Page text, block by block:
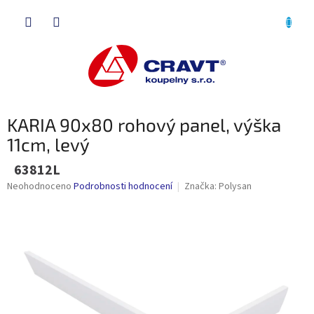
KARIA 90x80 rohový panel, výška
11cm, levý
63812L
Průměrné
hvězdiček.
Neohodnoceno Podrobnosti hodnocení Značka: Polysan